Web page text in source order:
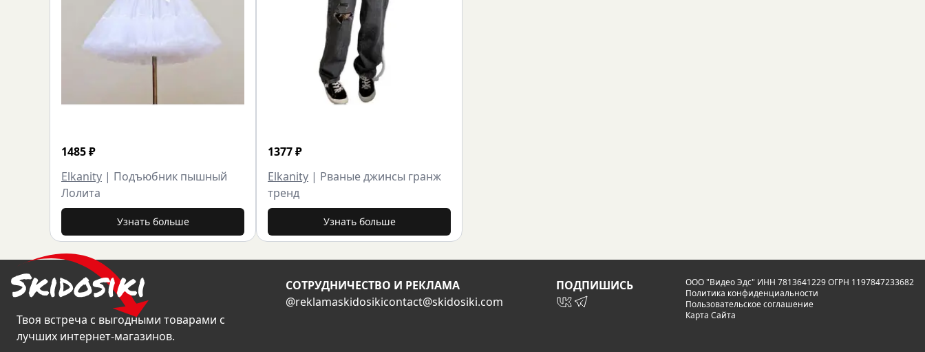
1485₽
Elkanity | Подъюбник пышный
Лолита
Узнать больше
1377₽
Elkanity | Рваные джинсы гранж
тренд
Узнать больше
Твоя встреча с выгодными товарами с
лучших интернет-магазинов.
CОТРУДНИЧЕСТВО И РЕКЛАМА
@reklamaskidosikicontact@skidosiki.com
ПОДПИШИСЬ
ООО "Видео Эдс" ИНН 7813641229 ОГРН 1197847233682
Политика конфиденциальности
Пользовательское соглашение
Карта Сайта